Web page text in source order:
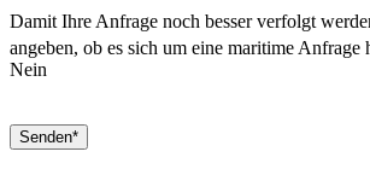
Damit Ihre Anfrage noch besser verfolgt
angeben, ob es sich um eine maritime Anfrage
Nein